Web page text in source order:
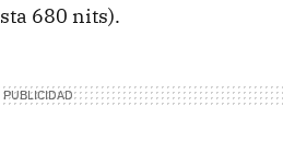
680 nits).